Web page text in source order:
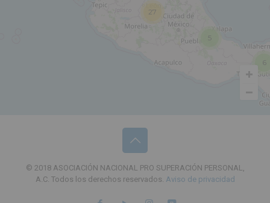
6
5
27
© 2018 ASOCIACIÓN NACIONAL PRO SUPERACIÓN PERSONAL,
A.C. Todos los derechos reservados. Aviso de privacidad